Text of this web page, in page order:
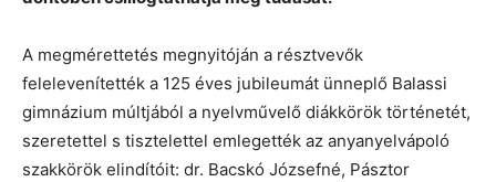
A megmérettetés megnyitóján a résztvevők
felelevenítették a 125 éves jubileumát ünneplő Balassi
gimnázium múltjából a nyelvművelő diákkörök történetét,
szeretettel s tisztelettel emlegették az anyanyelvápoló
szakkörök elindítóit: dr. Bacskó Józsefné, Pásztor